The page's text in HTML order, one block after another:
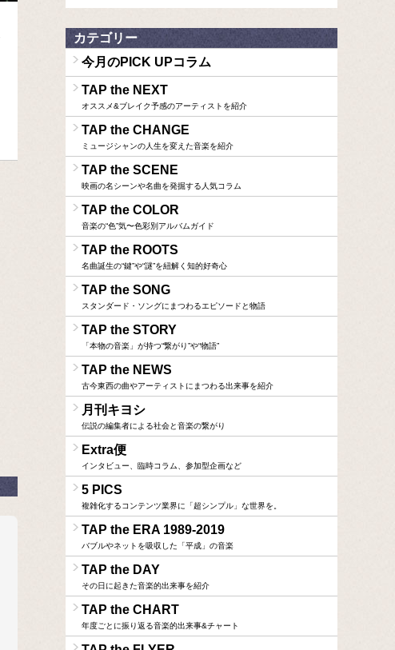
カテゴリー
今月のPICK UPコラム
TAP the NEXT
オススメ&ブレイク予感のアーティストを紹介
TAP the CHANGE
ミュージシャンの人生を変えた音楽を紹介
TAP the SCENE
映画の名シーンや名曲を発掘する人気コラム
TAP the COLOR
音楽の“色”気〜色彩別アルバムガイド
TAP the ROOTS
名曲誕生の“鍵”や“謎”を紐解く知的好奇心
TAP the SONG
スタンダード・ソングにまつわるエピソードと物語
TAP the STORY
「本物の音楽」が持つ“繋がり”や“物語”
TAP the NEWS
古今東西の曲やアーティストにまつわる出来事を紹介
月刊キヨシ
伝説の編集者による社会と音楽の繋がり
Extra便
インタビュー、臨時コラム、参加型企画など
5 PICS
複雑化するコンテンツ業界に「超シンプル」な世界を。
TAP the ERA 1989-2019
バブルやネットを吸収した「平成」の音楽
TAP the DAY
その日に起きた音楽的出来事を紹介
TAP the CHART
年度ごとに振り返る音楽的出来事&チャート